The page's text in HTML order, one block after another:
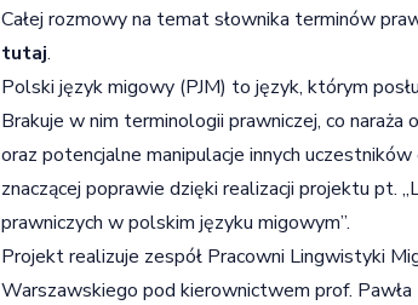
Całej rozmowy na temat słownika terminów
tutaj.
Polski język migowy (PJM) to język, którym
Brakuje w nim terminologii prawniczej, co naraża
oraz potencjalne manipulacje innych
znaczącej poprawie dzięki realizacji projektu pt.
prawniczych w polskim języku migowym”.
Projekt realizuje zespół Pracowni Lingwistyki
Warszawskiego pod kierownictwem prof.